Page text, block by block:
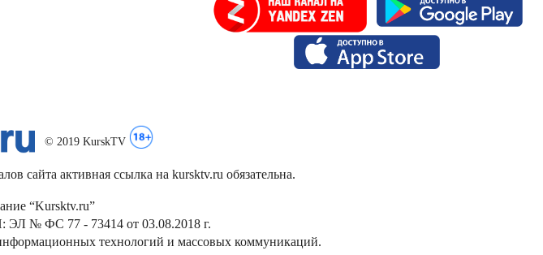
© 2019 KurskTV
сайта активная ссылка на kursktv.ru обязательна.
“Kursktv.ru”
ЭЛ № ФС 77 - 73414 от 03.08.2018 г.
технологий и массовых коммуникаций.